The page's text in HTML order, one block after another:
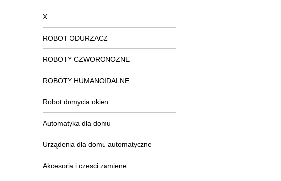
X
ROBOT ODURZACZ
ROBOTY CZWORONOŻNE
ROBOTY HUMANOIDALNE
Robot domycia okien
Automatyka dla domu
Urządenia dla domu automatyczne
Akcesoria i czesci zamiene